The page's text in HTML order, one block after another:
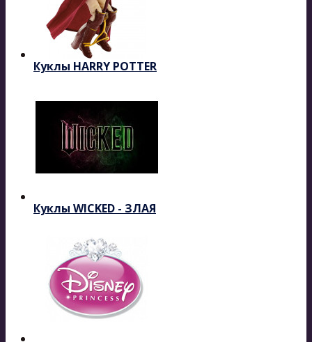
Куклы HARRY POTTER
Куклы WICKED - ЗЛАЯ